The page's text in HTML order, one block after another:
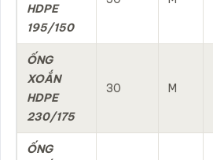
HDPE
195/150
ỐNG
XOẮN
HDPE
230/175
30 M
ỐNG